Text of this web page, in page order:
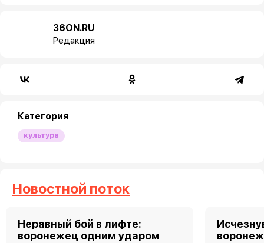
36ON.RU
Редакция
Категория
культура
Новостной поток
Неравный бой в лифте:
воронежец одним ударом